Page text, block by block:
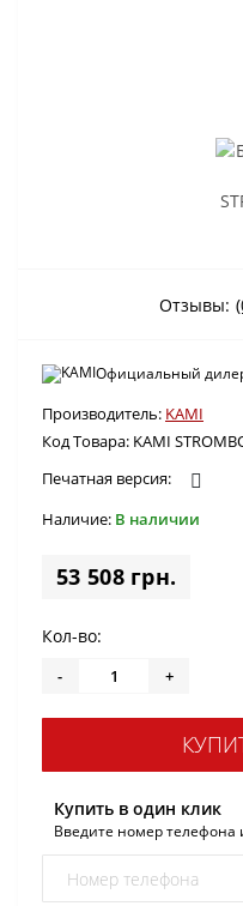
Отзывы:
Производитель: KAMI
Код Товара: KAMI
Печатная версия:
Наличие: В наличии
53 508 грн.
Официальный
Кол-во:
- +
Купить в один клик
Введите номер